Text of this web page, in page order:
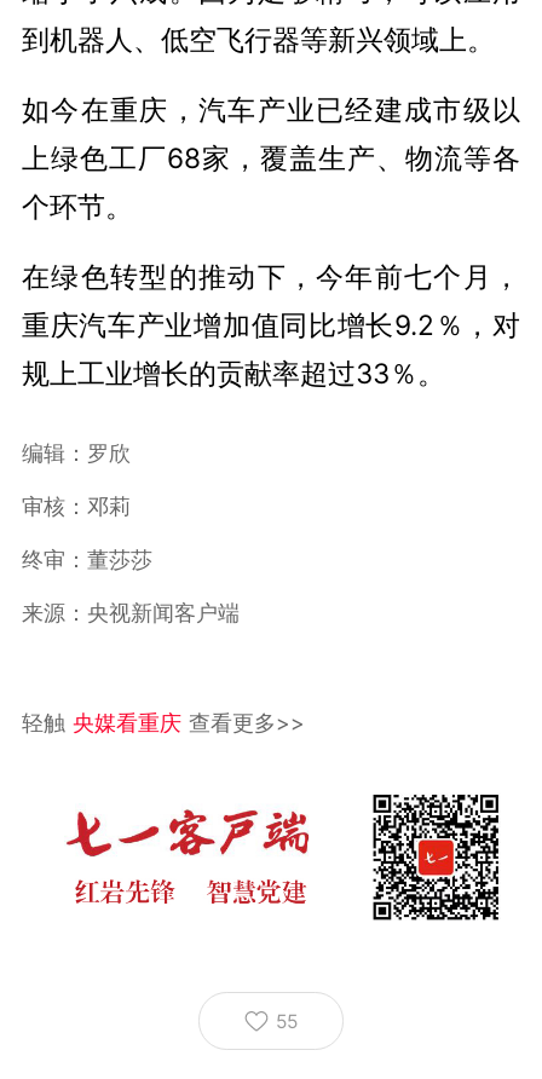
到机器人、低空飞行器等新兴领域上。
如今在重庆，汽车产业已经建成市级以
上绿色工厂68家，覆盖生产、物流等各
个环节。
在绿色转型的推动下，今年前七个月，
重庆汽车产业增加值同比增长9.2％，对
规上工业增长的贡献率超过33％。
编辑：罗欣
审核：邓莉
终审：董莎莎
来源：央视新闻客户端
轻触 央媒看重庆 查看更多>>
55